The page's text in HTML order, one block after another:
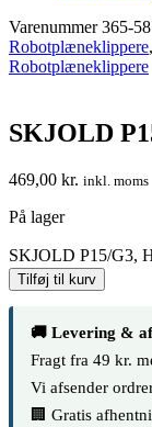
Varenummer365-
Robotplæneklippere,
Robotplæneklippere
SKJOLD
469,00 kr. inkl. moms
På lager
SKJOLD P15/G3,
Tilføj til kurv
🚚 Levering &
Fragt fra 49 kr.
Vi afsender
🏢 Gratis